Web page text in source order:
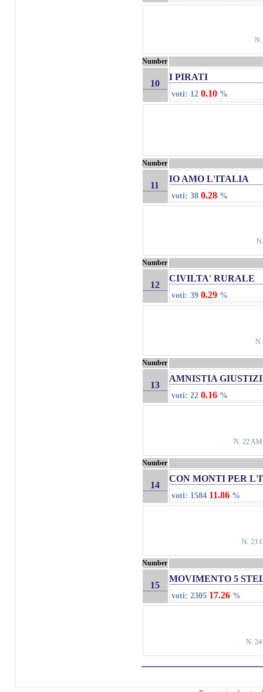
Number
10
I PIRATI
voti: 120.10 %
Number
11
IO AMO L'ITALIA
voti: 380.28 %
Number
12
CIVILTA' RURALE
voti: 390.29 %
Number
13
AMNISTIA
voti: 220.16 %
N. 22
Number
14
CON MONTI PER
voti: 1584 11.86 %
N. 23
Number
15
MOVIMENTO 5
voti: 2305 17.26 %
N.